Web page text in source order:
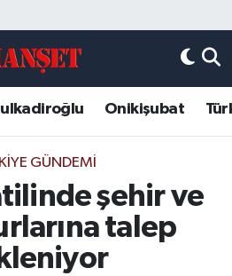
Onikişubat
GÜNDEMI
şehir ve
talep
Nöbetçi Eczaneler
Durumu
Yoğunluk Haritası
ve Fikstür